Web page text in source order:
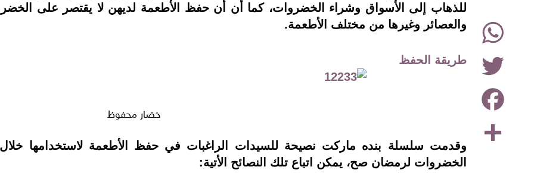
Share
Facebook
Twitter
WhatsApp
للذهاب إلى الأسواق وشراء الخضروات، كما أن أن حفظ الأطعمة لديهن لا يقتصر على
والعصائر وغيرها من مختلف الأطعمة.
طريقة الحفظ
خضار محفوظ
وقدمت سلسلة بنده ماركت نصيحة للسيدات الراغبات في حفظ الأطعمة لاستخدامها
الخضروات لرمضان صح، يمكن اتباع تلك النصائح الأتية: